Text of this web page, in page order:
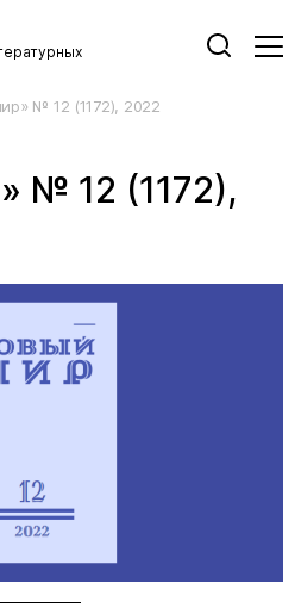
№ 12 (1172), 2022
№ 12 (1172),